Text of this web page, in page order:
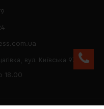
вул. Київська 97
18.00